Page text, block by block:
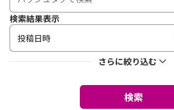
検索結果表示
投稿日時
さらに絞り込む
検索